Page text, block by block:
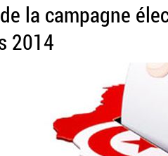
la campagne
2014